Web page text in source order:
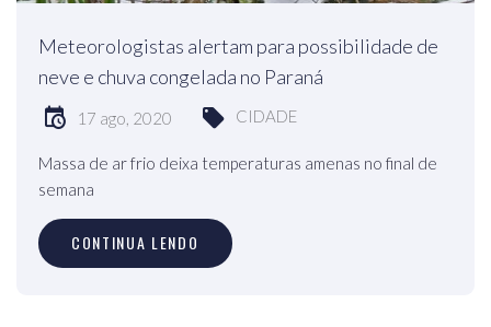
Meteorologistas alertam para possibilidade de
neve e chuva congelada no Paraná
17 ago, 2020 CIDADE
Massa de ar frio deixa temperaturas amenas no final de
semana
CONTINUA LENDO